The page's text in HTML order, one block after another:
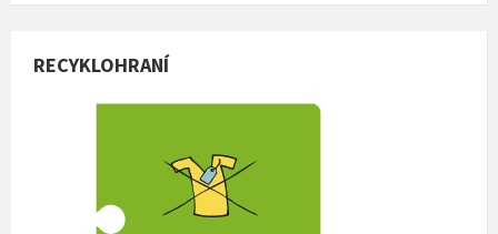
RECYKLOHRANÍ